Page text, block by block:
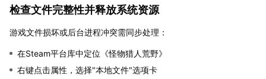
检查文件完整性并释放系统资源
游戏文件损坏或后台进程冲突需同步处理：
在Steam平台库中定位《怪物猎人荒野》
右键点击属性，选择"本地文件"选项卡